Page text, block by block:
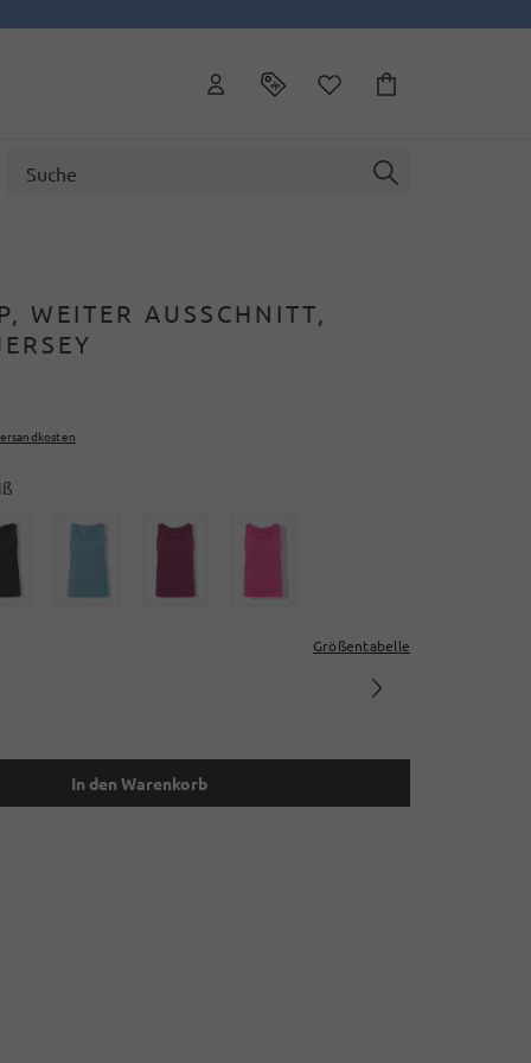
WEITER AUSSCHNITT,
Größentabelle
In den Warenkorb